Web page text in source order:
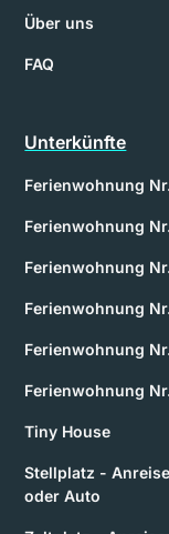
Über uns
FAQ
Unterkünfte
Ferienwohnung
Ferienwohnung
Ferienwohnung
Ferienwohnung
Ferienwohnung
Ferienwohnung
Tiny House
Stellplatz -
oder Auto